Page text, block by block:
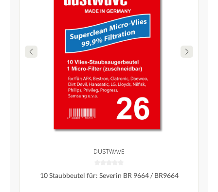
DUSTWAVE
10 Staubbeutel für: Severin BR 9664 / BR9664